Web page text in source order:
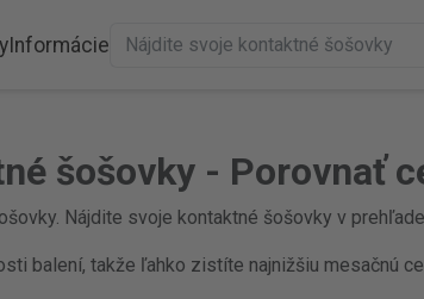
Informácie
šošovky - Porovnať
Nájdite svoje kontaktné šošovky v
balení, takže ľahko zistíte najnižšiu mesačnú